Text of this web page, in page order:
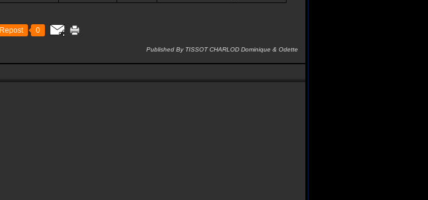
Repost 0
Published By TISSOT CHARLOD Dominique & Odette